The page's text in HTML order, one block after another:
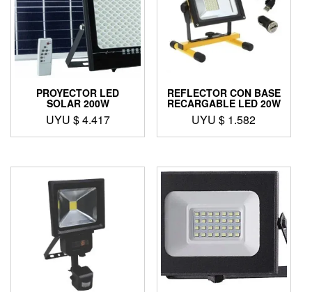
PROYECTOR LED
SOLAR 200W
UYU $4.417
REFLECTOR CON BASE
RECARGABLE LED 20W
UYU $ 1.582